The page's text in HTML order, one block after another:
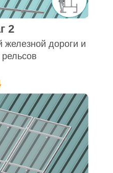
2
железной дороги и